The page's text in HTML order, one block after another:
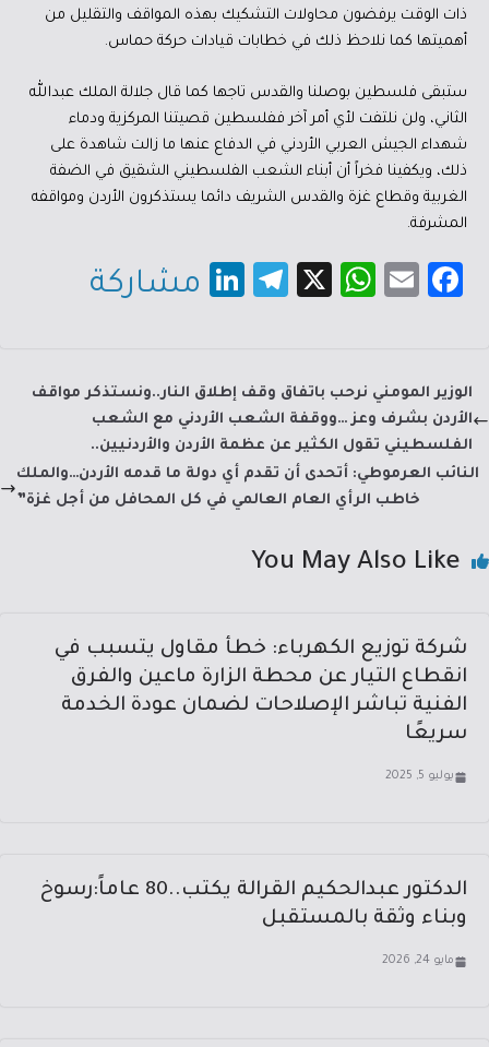
ذات الوقت يرفضون محاولات التشكيك بهذه المواقف والتقليل من
أهميتها كما نلاحظ ذلك في خطابات قيادات حركة حماس.
ستبقى فلسطين بوصلنا والقدس تاجها كما قال جلالة الملك عبدالله
الثاني، ولن نلتفت لأي أمر آخر ففلسطين قصيتنا المركزية ودماء
شهداء الجيش العربي الأردني في الدفاع عنها ما زالت شاهدة على
ذلك، ويكفينا فخراً أن أبناء الشعب الفلسطيني الشقيق في الضفة
الغربية وقطاع غزة والقدس الشريف دائما يستذكرون الأردن ومواقفه
المشرفة.
Fa
b
o
ok
E
W
sA
p
p
X
Te
a
m
Li
dI
n
مشاركة
الوزير المومني نرحب باتفاق وقف إطلاق النار..ونستذكر مواقف
الأردن بشرف وعز …ووقفة الشعب الأردني مع الشعب
الفلسطيني تقول الكثير عن عظمة الأردن والأردنيين..
النائب العرموطي: أتحدى أن تقدم أي دولة ما قدمه الأردن…والملك
خاطب الرأي العام العالمي في كل المحافل من أجل غزة”
You May Also Like
شركة توزيع الكهرباء: خطأ مقاول يتسبب في
انقطاع التيار عن محطة الزارة ماعين والفرق
الفنية تباشر الإصلاحات لضمان عودة الخدمة
سريعًا
يوليو 5, 2025
الدكتور عبدالحكيم القرالة يكتب..80 عاماً:رسوخ
وبناء وثقة بالمستقبل
مايو 24, 2026